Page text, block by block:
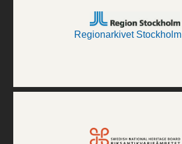
Regionarkivet Stockholm